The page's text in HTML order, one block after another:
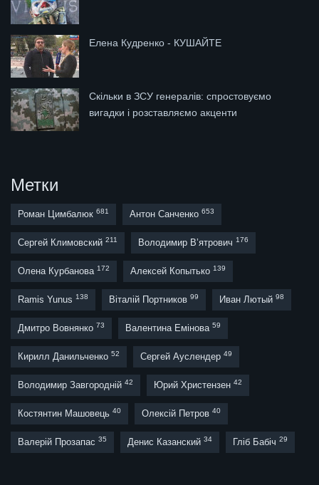
Елена Кудренко - КУШАЙТЕ
Скільки в ЗСУ генералів: спростовуємо
вигадки і розставляємо акценти
Метки
Роман Цимбалюк 681 Антон Санченко 653
Сергей Климовский 211 Володимир В’ятрович 176
Олена Курбанова 172 Алексей Копытько 139
Ramis Yunus 138 Віталій Портников 99 Иван Лютый 98
Дмитро Вовнянко 73 Валентина Емінова 59
Кирилл Данильченко 52 Сергей Ауслендер 49
Володимир Завгородній 42 Юрий Христензен 42
Костянтин Машовець 40 Олексій Петров 40
Валерій Прозапас 35 Денис Казанский 34 Гліб Бабіч 29